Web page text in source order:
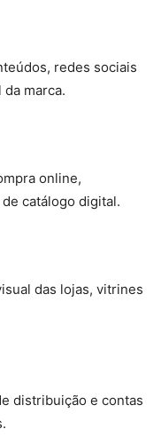
redes sociais
marca.
online,
catálogo digital.
das lojas, vitrines
distribuição e contas